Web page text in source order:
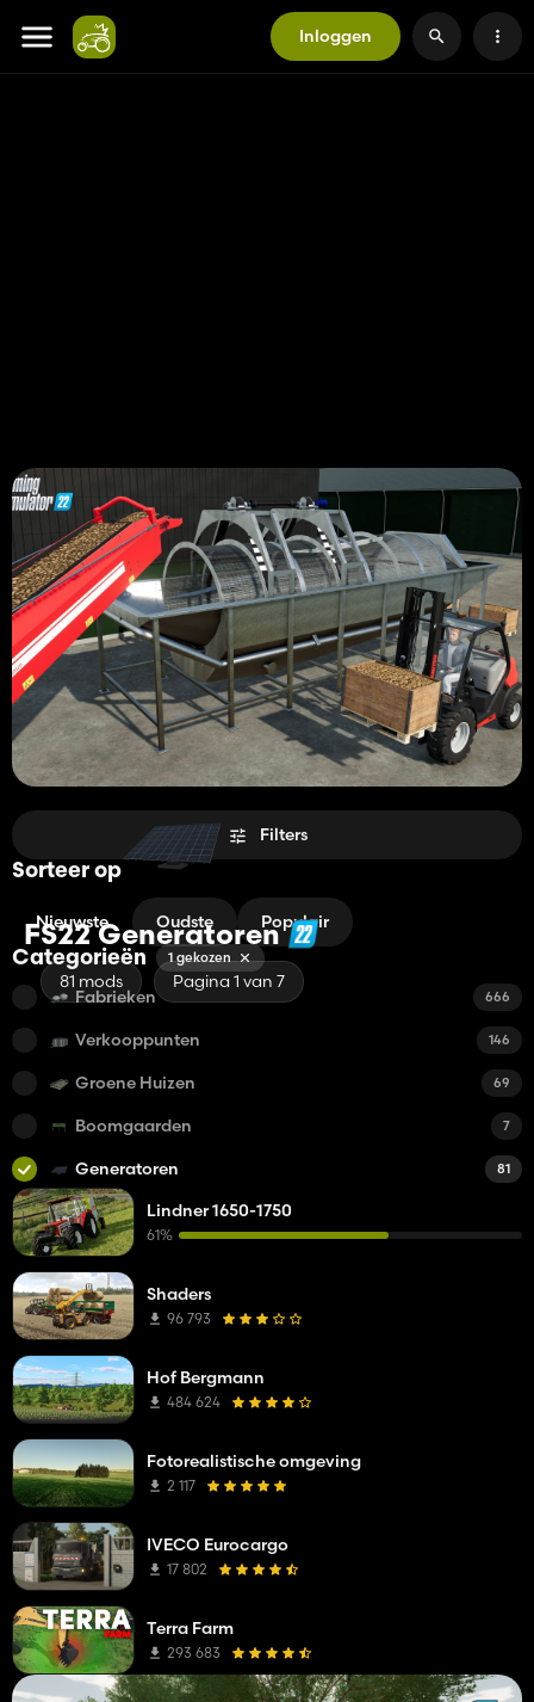
Inloggen
FS22 Generatoren
81 mods Pagina 1 van 7
Filters
Sorteer op
Nieuwste Oudste Populair
Categorieën 1 gekozen
Fabrieken 666
Verkooppunten 146
Groene Huizen 69
Boomgaarden 7
Generatoren 81
Lindner 1650-1750
61%
Shaders
96 793
Hof Bergmann
484 624
Fotorealistische omgeving
2 117
IVECO Eurocargo
17 802
Terra Farm
293 683